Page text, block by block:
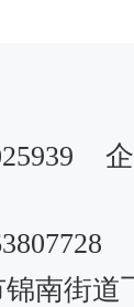
南街道